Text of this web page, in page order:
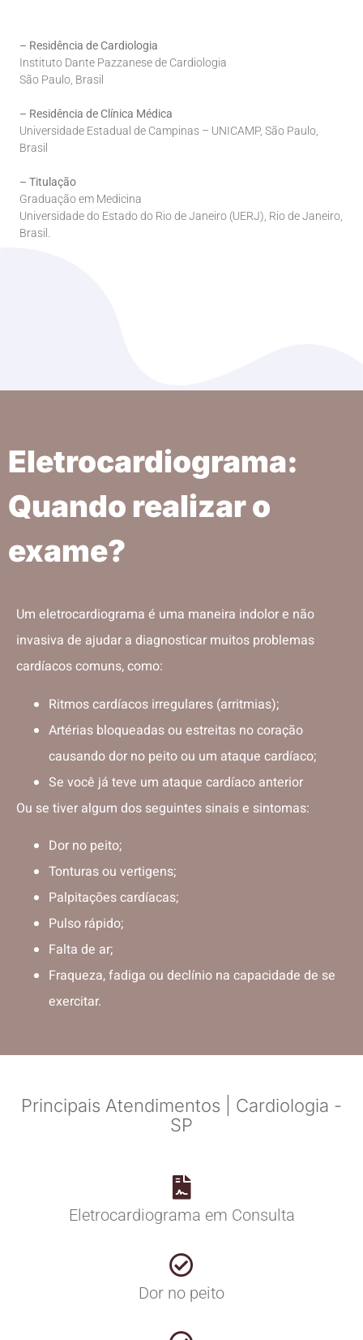
– Residência de Cardiologia
Instituto Dante Pazzanese de Cardiologia
São Paulo, Brasil
– Residência de Clínica Médica
Universidade Estadual de Campinas – UNICAMP, São Paulo,
Brasil
– Titulação
Graduação em Medicina
Universidade do Estado do Rio de Janeiro (UERJ), Rio de Janeiro,
Brasil.
Eletrocardiograma:
Quando realizar o
exame?
Um eletrocardiograma é uma maneira indolor e não
invasiva de ajudar a diagnosticar muitos problemas
cardíacos comuns, como:
Ritmos cardíacos irregulares (arritmias);
Artérias bloqueadas ou estreitas no coração
causando dor no peito ou um ataque cardíaco;
Se você já teve um ataque cardíaco anterior
Ou se tiver algum dos seguintes sinais e sintomas:
Dor no peito;
Tonturas ou vertigens;
Palpitações cardíacas;
Pulso rápido;
Falta de ar;
Fraqueza, fadiga ou declínio na capacidade de se
exercitar.
Principais Atendimentos | Cardiologia -
SP
Eletrocardiograma em Consulta
Dor no peito